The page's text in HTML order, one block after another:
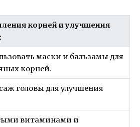
корней и улучшения
маски и бальзамы для
корней.
головы для улучшения
витаминами и